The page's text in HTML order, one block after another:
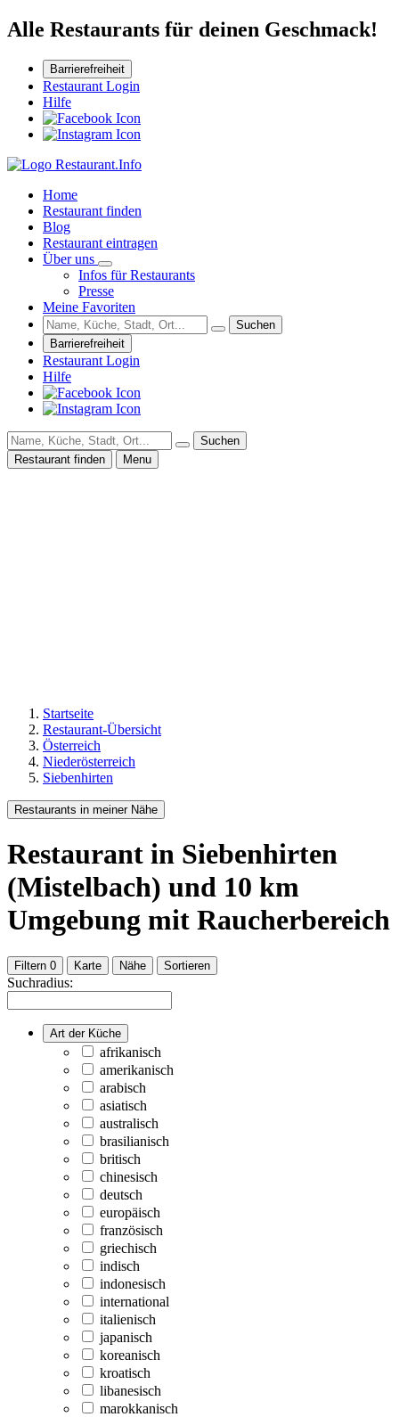
Alle Restaurants für deinen Geschmack!
Barrierefreiheit
Restaurant Login
Hilfe
Home
Restaurant finden
Blog
Restaurant eintragen
Über uns
Infos für Restaurants
Presse
Meine Favoriten
Suchen
Barrierefreiheit
Restaurant Login
Hilfe
Suchen
Restaurant finden
Menu
Startseite
Restaurant-Übersicht
Österreich
Niederösterreich
Siebenhirten
Restaurants in meiner Nähe
Restaurant in Siebenhirten
(Mistelbach) und 10 km
Umgebung mit Raucherbereich
Filtern 0 Karte Nähe Sortieren
Suchradius:
Art der Küche
afrikanisch
amerikanisch
arabisch
asiatisch
australisch
brasilianisch
britisch
chinesisch
deutsch
europäisch
französisch
griechisch
indisch
indonesisch
international
italienisch
japanisch
koreanisch
kroatisch
libanesisch
marokkanisch